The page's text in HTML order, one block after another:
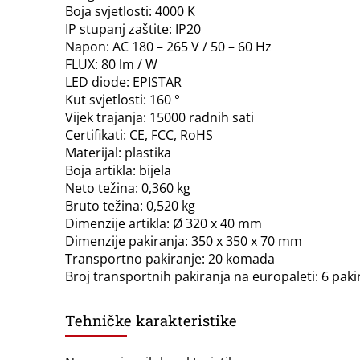
Boja svjetlosti: 4000 K
IP stupanj zaštite: IP20
Napon: AC 180 – 265 V / 50 – 60 Hz
FLUX: 80 lm / W
LED diode: EPISTAR
Kut svjetlosti: 160 °
Vijek trajanja: 15000 radnih sati
Certifikati: CE, FCC, RoHS
Materijal: plastika
Boja artikla: bijela
Neto težina: 0,360 kg
Bruto težina: 0,520 kg
Dimenzije artikla: Ø 320 x 40 mm
Dimenzije pakiranja: 350 x 350 x 70 mm
Transportno pakiranje: 20 komada
Broj transportnih pakiranja na europaleti: 6
Tehničke karakteristike